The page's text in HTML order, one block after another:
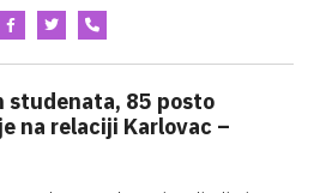
studenata, 85 posto
na relaciji Karlovac –